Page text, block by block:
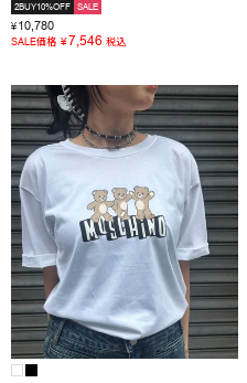
2BUY10%OFF SALE
¥10,780
SALE価格 ¥7,546 税込